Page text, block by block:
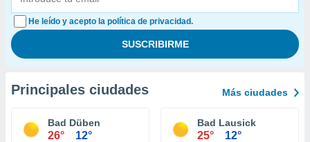
He leído y acepto la política de privacidad.
Principales ciudades Más ciudades
Bad Düben
26° 12°
Bad Lausick
25° 12°